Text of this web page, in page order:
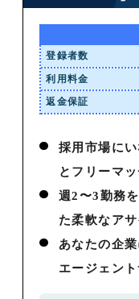
登録者数
利用料金
返金保証
採用市場に
とフリーマ
週2〜3勤務
た柔軟なア
あなたの企
エージェン